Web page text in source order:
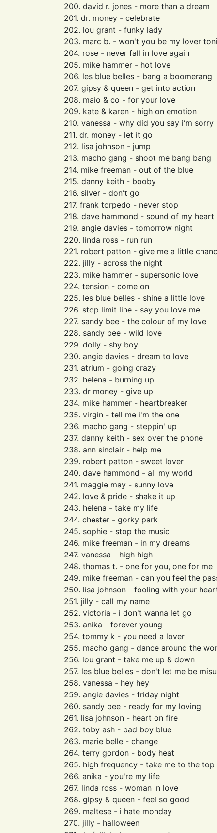
200. david r. jones - more than a dream
201. dr. money - celebrate
202. lou grant - funky lady
203. marc b. - won't you be my lover
204. rose - never fall in love again
205. mike hammer - hot love
206. les blue belles - bang a boomerang
207. gipsy & queen - get into action
208. maio & co - for your love
209. kate & karen - high on emotion
210. vanessa - why did you say i'm sorry
211. dr. money - let it go
212. lisa johnson - jump
213. macho gang - shoot me bang bang
214. mike freeman - out of the blue
215. danny keith - booby
216. silver - don't go
217. frank torpedo - never stop
218. dave hammond - sound of my heart
219. angie davies - tomorrow night
220. linda ross - run run
221. robert patton - give me a little
222. jilly - across the night
223. mike hammer - supersonic love
224. tension - come on
225. les blue belles - shine a little love
226. stop limit line - say you love me
227. sandy bee - the colour of my love
228. sandy bee - wild love
229. dolly - shy boy
230. angie davies - dream to love
231. atrium - going crazy
232. helena - burning up
233. dr money - give up
234. mike hammer - heartbreaker
235. virgin - tell me i'm the one
236. macho gang - steppin' up
237. danny keith - sex over the phone
238. ann sinclair - help me
239. robert patton - sweet lover
240. dave hammond - all my world
241. maggie may - sunny love
242. love & pride - shake it up
243. helena - take my life
244. chester - gorky park
245. sophie - stop the music
246. mike freeman - in my dreams
247. vanessa - high high
248. thomas t. - one for you, one for me
249. mike freeman - can you feel the
250. lisa johnson - fooling with your
251. jilly - call my name
252. victoria - i don't wanna let go
253. anika - forever young
254. tommy k - you need a lover
255. macho gang - dance around the
256. lou grant - take me up & down
257. les blue belles - don't let me be
258. vanessa - hey hey
259. angie davies - friday night
260. sandy bee - ready for my loving
261. lisa johnson - heart on fire
262. toby ash - bad boy blue
263. marie belle - change
264. terry gordon - body heat
265. high frequency - take me to the top
266. anika - you're my life
267. linda ross - woman in love
268. gipsy & queen - feel so good
269. maltese - i hate monday
270. jilly - halloween